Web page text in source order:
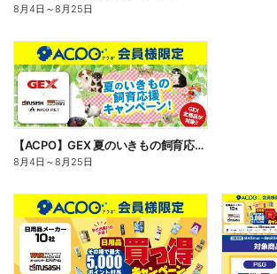
8月4日 ～8月25日
【ACPO】GEX 夏のいきもの飼育応援キャンペーン!
8月4日 ～8月25日